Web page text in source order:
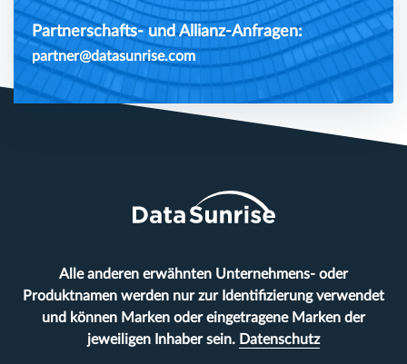
Partnerschafts- und Allianz-Anfragen:
partner@datasunrise.com
Alle anderen erwähnten Unternehmens- oder
Produktnamen werden nur zur Identifizierung verwendet
und können Marken oder eingetragene Marken der
jeweiligen Inhaber sein. Datenschutz